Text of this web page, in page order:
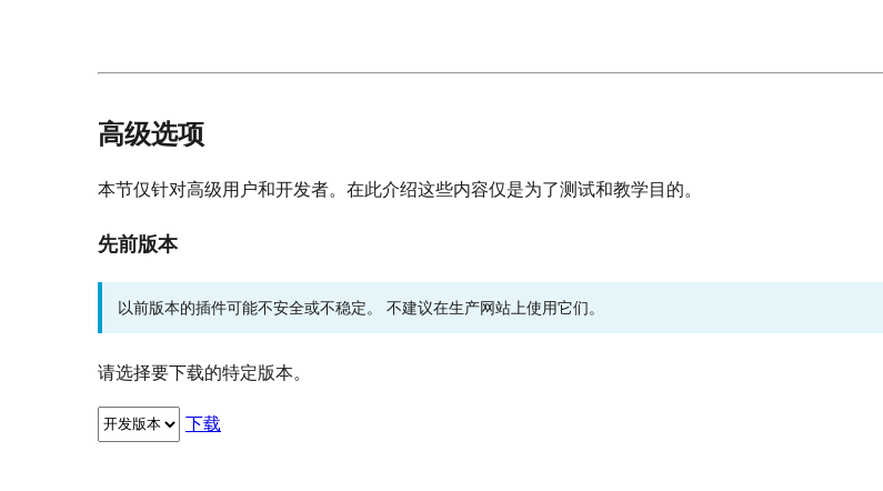
高级选项
本节仅针对高级用户和开发者。在此介绍这些内容仅是为了测试和教学目的。
先前版本
以前版本的插件可能不安全或不稳定。 不建议在生产网站上使用它们。
请选择要下载的特定版本。
下载